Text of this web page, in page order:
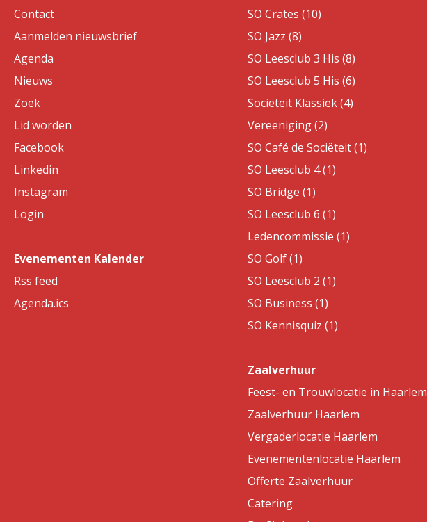
Contact
Aanmelden nieuwsbrief
Agenda
Nieuws
Zoek
Lid worden
Facebook
Linkedin
Instagram
Login
Evenementen Kalender
Rss feed
Agenda.ics
SO Crates (10)
SO Jazz (8)
SO Leesclub 3 His (8)
SO Leesclub 5 His (6)
Sociëteit Klassiek (4)
Vereeniging (2)
SO Café de Sociëteit (1)
SO Leesclub 4 (1)
SO Bridge (1)
SO Leesclub 6 (1)
Ledencommissie (1)
SO Golf (1)
SO Leesclub 2 (1)
SO Business (1)
SO Kennisquiz (1)
Zaalverhuur
Feest- en Trouwlocatie in Haarlem
Zaalverhuur Haarlem
Vergaderlocatie Haarlem
Evenementenlocatie Haarlem
Offerte Zaalverhuur
Catering